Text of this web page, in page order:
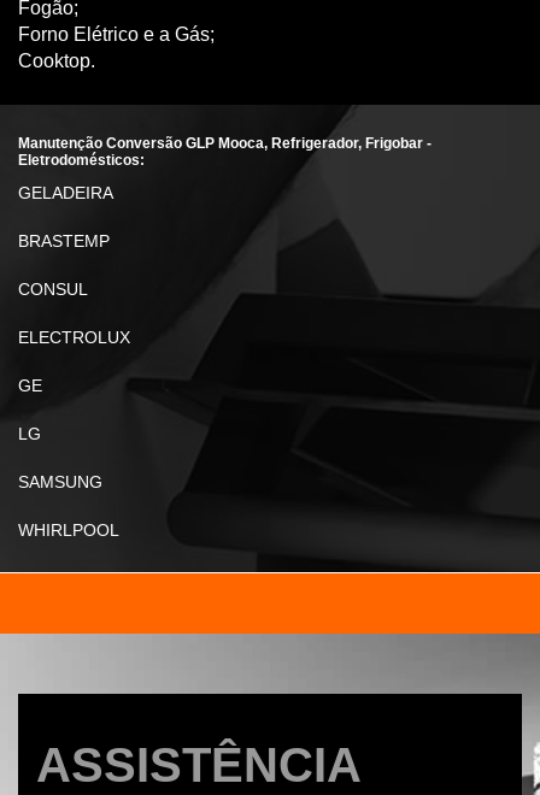
Fogão;
Forno Elétrico e a Gás;
Cooktop.
Manutenção Conversão GLP Mooca, Refrigerador, Frigobar -
Eletrodomésticos:
GELADEIRA
BRASTEMP
CONSUL
ELECTROLUX
GE
LG
SAMSUNG
WHIRLPOOL
ASSISTÊNCIA